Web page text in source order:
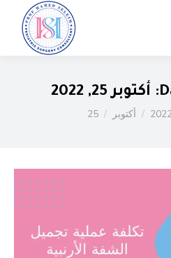
أكتوبر 25, 2022
أكتوبر 25